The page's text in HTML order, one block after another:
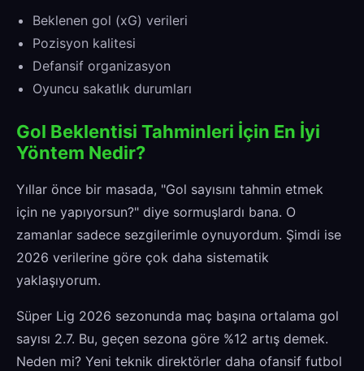
Beklenen gol (xG) verileri
Pozisyon kalitesi
Defansif organizasyon
Oyuncu sakatlık durumları
Gol Beklentisi Tahminleri İçin En İyi
Yöntem Nedir?
Yıllar önce bir masada, "Gol sayısını tahmin etmek
için ne yapıyorsun?" diye sormuşlardı bana. O
zamanlar sadece sezgilerimle oynuyordum. Şimdi ise
2026 verilerine göre çok daha sistematik
yaklaşıyorum.
Süper Lig 2026 sezonunda maç başına ortalama gol
sayısı 2.7. Bu, geçen sezona göre %12 artış demek.
Neden mi? Yeni teknik direktörler daha ofansif futbol